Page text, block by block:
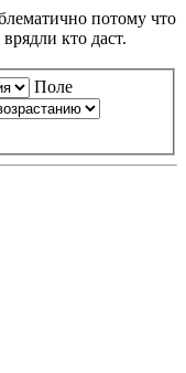
потому что
кто даст.
Поле